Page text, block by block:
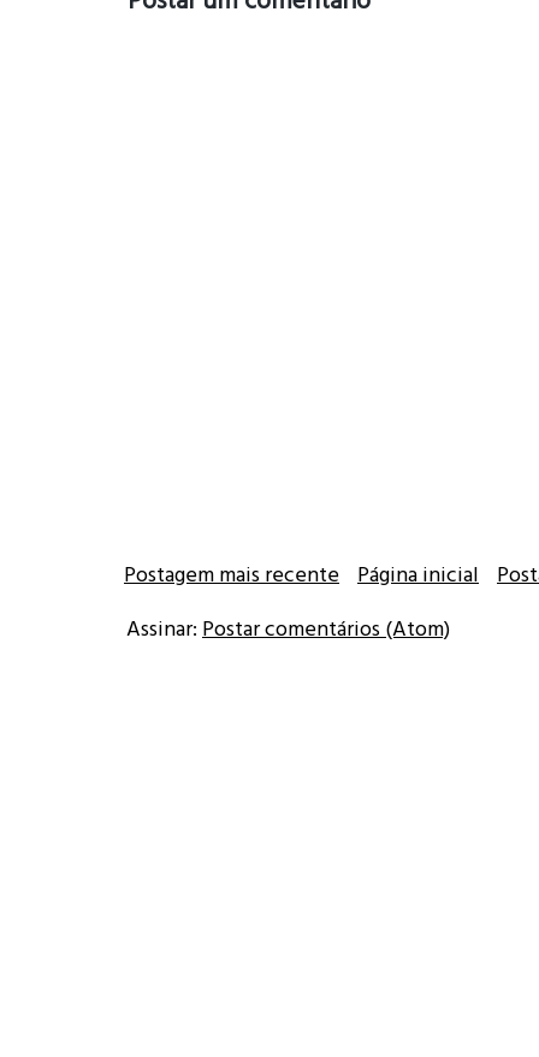
Postagem mais recente Página inicial
Assinar: Postar comentários (Atom)